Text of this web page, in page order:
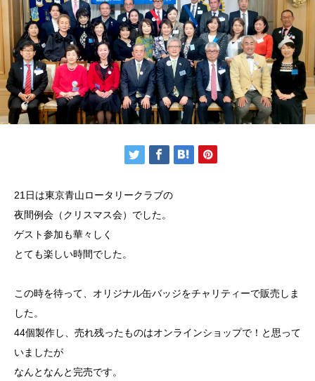
21日は東京青山ロータリークラブの
夜間例会（クリスマス会）でした。
ゲスト参加も華々しく
とても楽しい時間でした。
この時を待って、オリジナル缶バッジをチャリティーで販売しま
した。
44個製作し、売れ残ったものはオンラインショップで！と思って
いましたが
なんとなんと完売です。